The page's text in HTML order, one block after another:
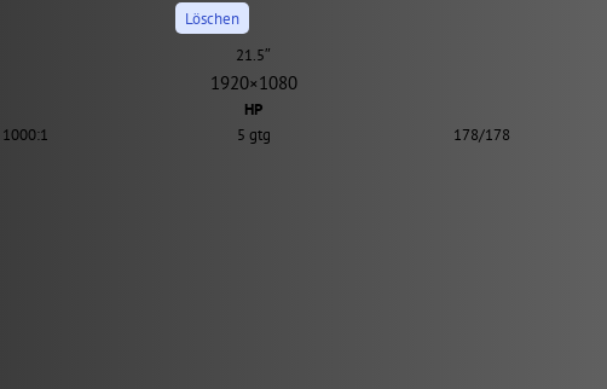
21.5″
1920×1080
HP
1000:1 5 gtg 178/178